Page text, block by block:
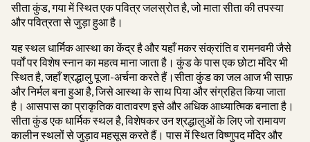
सीता कुंड, गया में स्थित एक पवित्र जलस्रोत है, जो माता सीता की तपस्या
और पवित्रता से जुड़ा हुआ है।
यह स्थल धार्मिक आस्था का केंद्र है और यहाँ मकर संक्रांति व रामनवमी जैसे
पर्वों पर विशेष स्नान का महत्व माना जाता है। कुंड के पास एक छोटा मंदिर भी
स्थित है, जहाँ श्रद्धालु पूजा-अर्चना करते हैं।सीता कुंड का जल आज भी साफ़
और निर्मल बना हुआ है, जिसे आस्था के साथ पिया और संग्रहित किया जाता
है। आसपास का प्राकृतिक वातावरण इसे और अधिक आध्यात्मिक बनाता है।
सीता कुंड एक धार्मिक स्थल है, विशेषकर उन श्रद्धालुओं के लिए जो रामायण
कालीन स्थलों से जुड़ाव महसूस करते हैं। पास में स्थित विष्णुपद मंदिर और